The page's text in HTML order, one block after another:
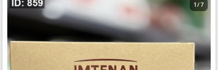
1 / 7